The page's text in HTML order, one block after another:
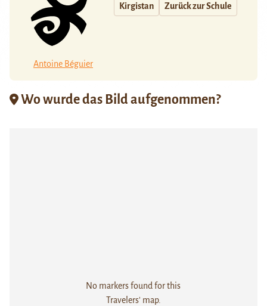
Antoine Béguier
Kirgistan Zurück zur Schule
Wo wurde das Bild aufgenommen?
No markers found for this
Travelers' map.